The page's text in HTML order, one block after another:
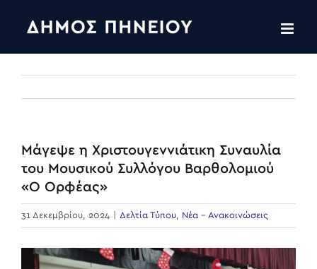
Μάγεψε η Χριστουγεννιάτικη Συναυλία
του Μουσικού Συλλόγου Βαρθολομιού
«Ο Ορφέας»
31 Δεκεμβρίου, 2024 Δελτία Τύπου, Νέα - Ανακοινώσεις
View